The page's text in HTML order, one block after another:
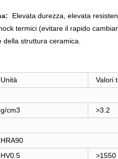
Elevata durezza, elevata
termici (evitareil rapido
della struttura ceramica.
Unità
Valori
g/cm3
>3.2
HRA90
HV0.5
>1550